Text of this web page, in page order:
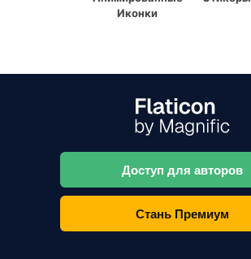
Иконки
Доступ для авторов
Стань Премиум